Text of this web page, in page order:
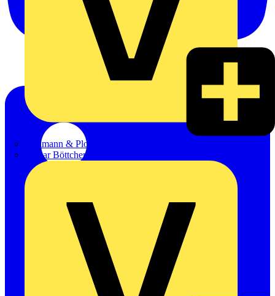
Hillmann & Ploog GmbH & Co. KG
Oskar Böttcher GmbH & Co. KG